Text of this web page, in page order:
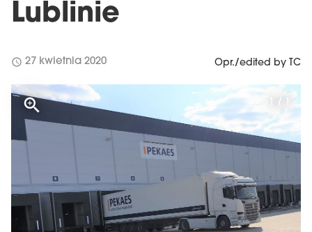
Lublinie
schedule 27 kwietnia 2020 Opr./edited by TC
1 / 1